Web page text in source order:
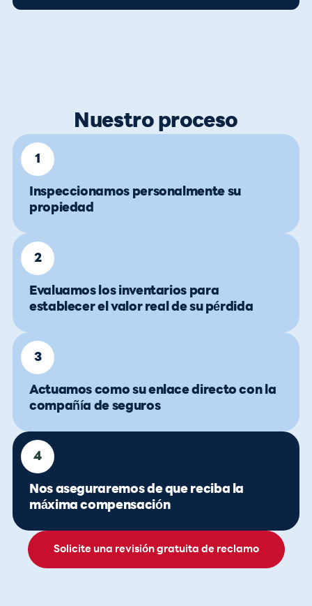
Nuestro proceso
1
Inspeccionamos personalmente su
propiedad
2
Evaluamos los inventarios para
establecer el valor real de su pérdida
3
Actuamos como su enlace directo con la
compañía de seguros
4
Nos aseguraremos de que reciba la
máxima compensación
Solicite una revisión gratuita de reclamo